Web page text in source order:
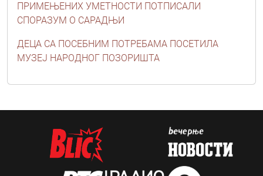
ПРИМЕЊЕНИХ УМЕТНОСТИ ПОТПИСАЛИ
СПОРАЗУМ О САРАДЊИ
ДЕЦА СА ПОСЕБНИМ ПОТРЕБАМА ПОСЕТИЛА
МУЗЕЈ НАРОДНОГ ПОЗОРИШТА